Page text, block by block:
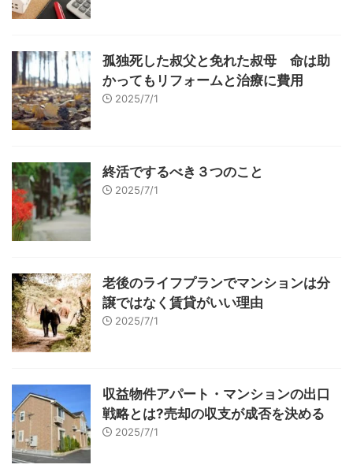
孤独死した叔父と免れた叔母 命は助
かってもリフォームと治療に費用
2025/7/1
終活でするべき３つのこと
2025/7/1
老後のライフプランでマンションは分
譲ではなく賃貸がいい理由
2025/7/1
収益物件アパート・マンションの出口
戦略とは?売却の収支が成否を決める
2025/7/1